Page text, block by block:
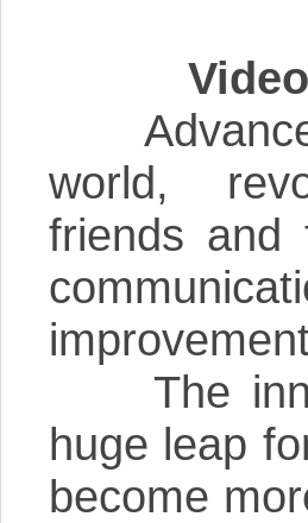
Advances
world,
friends and
The
huge leap
become